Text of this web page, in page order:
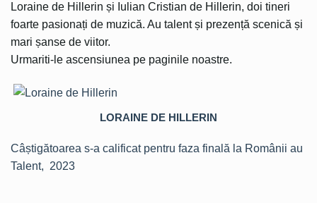
Loraine de Hillerin și Iulian Cristian de Hillerin, doi tineri
foarte pasionați de muzică. Au talent și prezență scenică și
mari șanse de viitor.
Urmariti-le ascensiunea pe paginile noastre.
LORAINE DE HILLERIN
Câștigătoarea s-a calificat pentru faza finală la Românii au
Talent, 2023